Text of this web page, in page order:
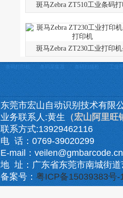
斑马Zebra ZT510工业条码
斑马Zebra ZT230工业打印
条码打印机 条码采集器 条码扫描枪 工业
东莞市宏山自动识别技术有限
业务联系人:黄生 （宏山阿里旺
联系方式:13929462116
电 话：0769-39020299
E-mail：veilen@gmbarcode.cn
地 址：广东省东莞市南城街
备案号： 粤ICP备15039383号-